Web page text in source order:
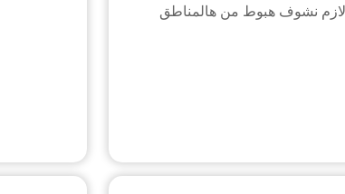
لازم نشوف هبوط من هالمناطق